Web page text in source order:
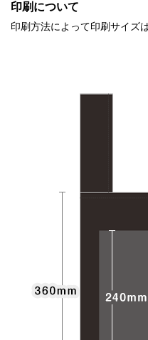
印刷について
印刷方法によって印刷サイズ